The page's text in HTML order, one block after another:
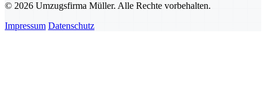
© 2026 Umzugsfirma Müller. Alle Rechte vorbehalten.
Impressum Datenschutz